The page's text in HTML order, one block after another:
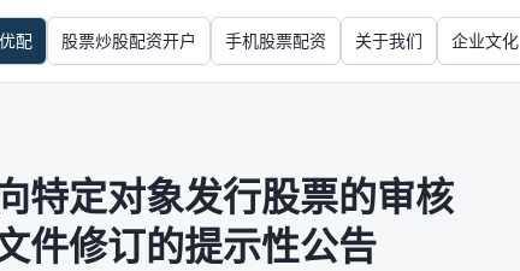
配 股票炒股配资开户 手机股票配资 关于我们 企业文化
特定对象发行股票的审核
件修订的提示性公告